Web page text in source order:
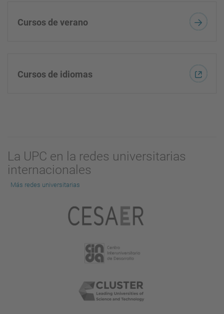
Cursos de verano
Cursos de idiomas
La UPC en la redes universitarias
internacionales
Más redes universitarias